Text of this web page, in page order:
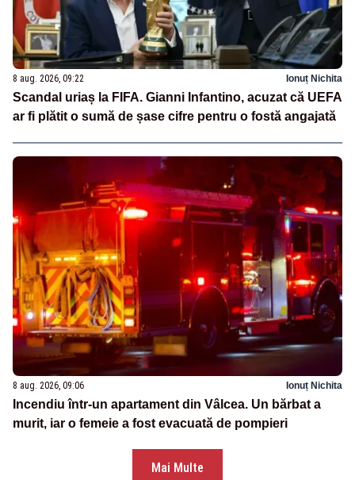
8 aug. 2026, 09:22 Ionuț Nichita
Scandal uriaș la FIFA. Gianni Infantino, acuzat că UEFA
ar fi plătit o sumă de șase cifre pentru o fostă angajată
8 aug. 2026, 09:06 Ionuț Nichita
Incendiu într-un apartament din Vâlcea. Un bărbat a
murit, iar o femeie a fost evacuată de pompieri
Mai Multe